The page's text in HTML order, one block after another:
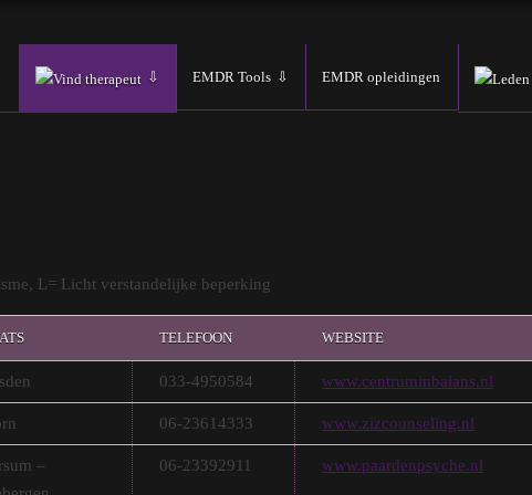
Vind therapeut EMDR Tools EMDR opleidingen Leden
L= Licht verstandelijke beperking
TELEFOON WEBSITE
033-4950584 www.centruminbalans.nl
06-23614333 www.zizcounseling.nl
–
06-23392911 www.paardenpsyche.nl